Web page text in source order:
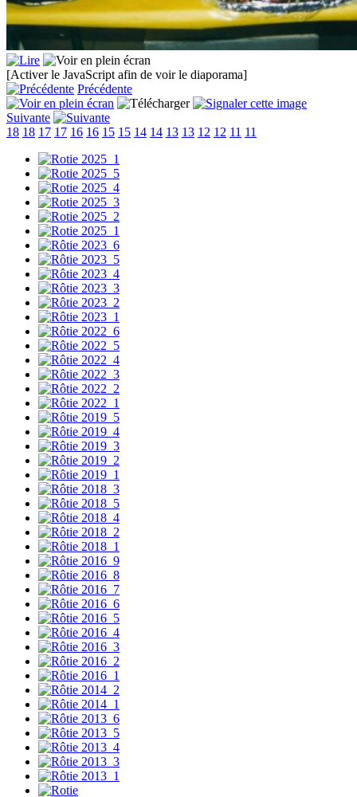
[Activer le JavaScript afin de voir le diaporama]
Précédente
Suivante
18 18 17 17 16 16 15 15 14 14 13 13 12 12 11 11